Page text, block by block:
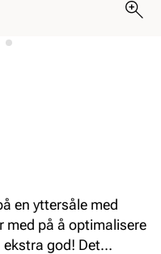
en yttersåle med
med på å optimalisere
god! Det